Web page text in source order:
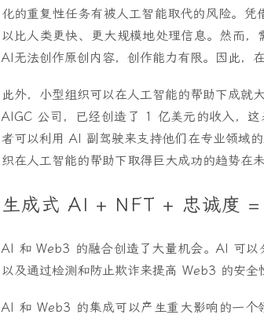
化的重复性任务有被人工智能取代的风险。
以比人类更快、更大规模地处理信息。然而，
AI无法创作原创内容，创作能力有限。因此，
此外，小型组织可以在人工智能的帮助下成
AIGC 公司，已经创造了 1 亿美元的收入，
者可以利用 AI 副驾驶来支持他们在专业领域
织在人工智能的帮助下取得巨大成功的趋势在
生成式 AI + NFT + 忠诚度
AI 和 Web3 的融合创造了大量机会。AI 可以
以及通过检测和防止欺诈来提高 Web3 的安全
AI 和 Web3 的集成可以产生重大影响的一